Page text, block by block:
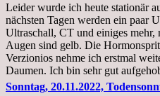
Leider wurde ich heute stationär
nächsten Tagen werden ein paar
Ultraschall, CT und einiges mehr,
Augen sind gelb. Die
Verzionios nehme ich erstmal
Daumen. Ich bin sehr gut
Sonntag, 20.11.2022,